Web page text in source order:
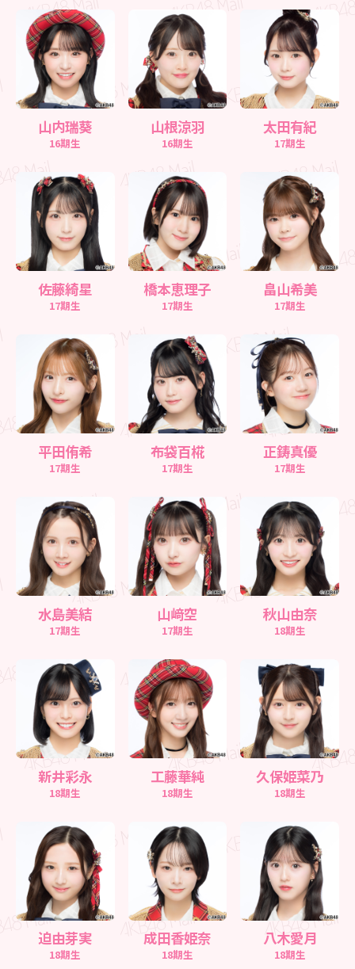
山内瑞葵
16期生
山根涼羽
16期生
太田有紀
17期生
佐藤綺星
17期生
橋本恵理子
17期生
畠山希美
17期生
平田侑希
17期生
布袋百椛
17期生
正鋳真優
17期生
水島美結
17期生
山﨑空
17期生
秋山由奈
18期生
新井彩永
18期生
工藤華純
18期生
久保姫菜乃
18期生
迫由芽実
18期生
成田香姫奈
18期生
八木愛月
18期生